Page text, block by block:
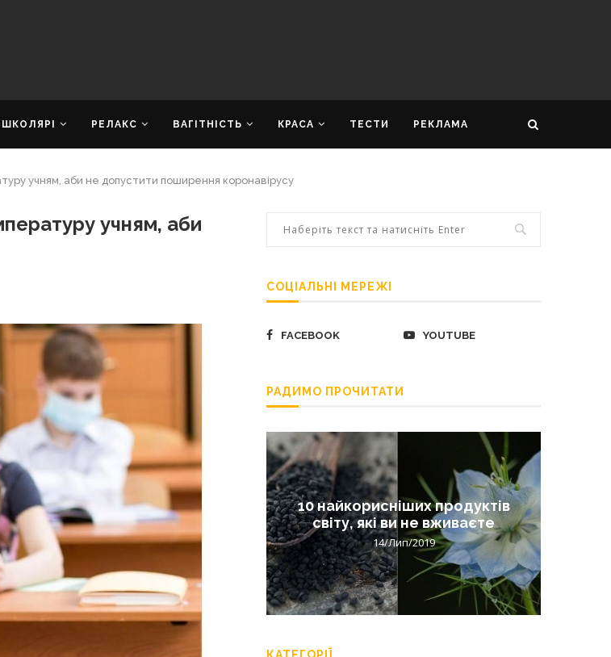
ШКОЛЯРІ РЕЛАКС ВАГІТНІСТЬ КРАСА ТЕСТИ РЕКЛАМА
учням, аби не допустити поширення коронавірусу
учням, аби
СОЦІАЛЬНІ МЕРЕЖІ
FACEBOOK YOUTUBE
РАДИМО ПРОЧИТАТИ
Попробуйте рецепт
легендарного супа доктора
Моро, который без...
10 найкорисніших продуктів
світу, які ви не вживаєте
14/Лип/2019